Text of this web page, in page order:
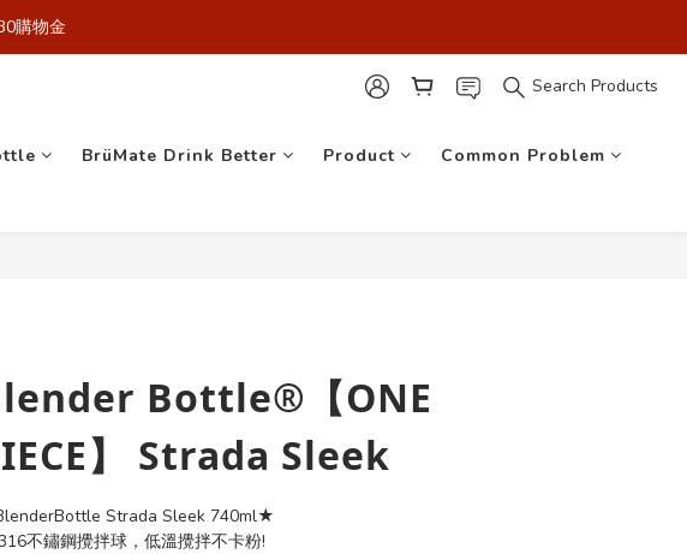
營商城，購買最安心！】
購物金
Search Products
BrüMate Drink Better Product
Common Problem
Bottle®【ONE
】 Strada Sleek
Strada Sleek 740ml★
不鏽鋼攪拌球，低溫攪拌不卡粉!